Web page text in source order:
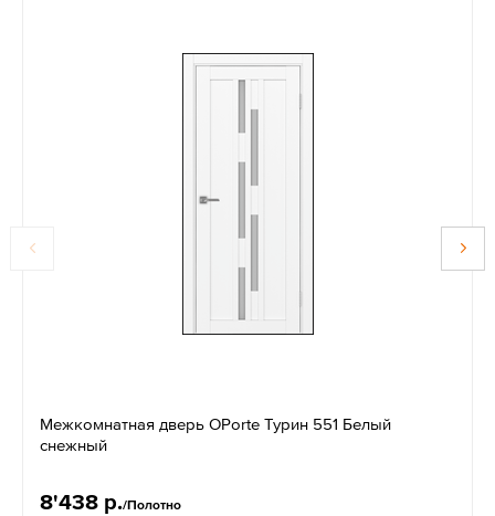
Межкомнатная дверь OPorte Турин 551 Белый
снежный
8'438 р./Полотно